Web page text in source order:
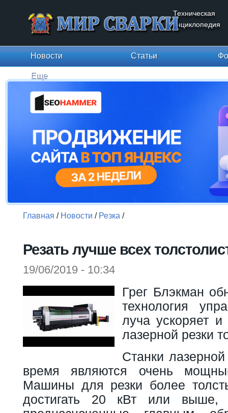
Техническая
энциклопедия
Новости Статьи
Еще
Главная / Новости / Резка /
Резать лучше всех
19/06/2019 - 10:34
Грег Блэкман
технология
луча ускоряет и
лазерной резки
Станки
время являются очень
Машины для резки более
достигать 20 кВт или